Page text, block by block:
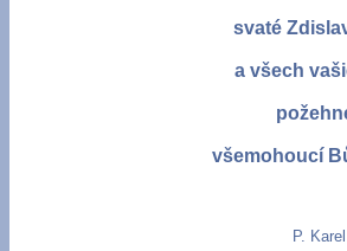
svaté
a všech
všemohoucí
P.